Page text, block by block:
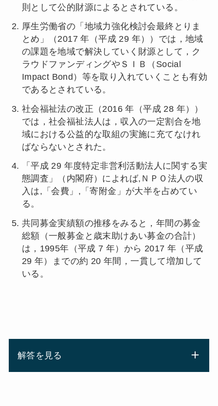
則として公的財源によるとされている。
厚生労働省の「地域力強化検討会最終とりま
とめ」（2017 年（平成 29 年））では，地域
の課題を地域で解決していく財源として，ク
ラウドファンディングやＳＩＢ（Social
Impact Bond）等を取り入れていくことも有効
であるとされている。
社会福祉法の改正（2016 年（平成 28 年））
では，社会福祉法人は，収入の一定割合を地
域における公益的な取組の実施に充てなけれ
ばならないとされた。
「平成 29 年度特定非営利活動法人に関する実
態調査」（内閣府）によれば,ＮＰＯ法人の収
入は,「会費」,「寄附金」が大半を占めてい
る。
共同募金実績額の推移をみると，年間の募金
総額（一般募金と歳末助けあい募金の合計）
は，1995年（平成 7 年）から 2017 年（平成
29 年）までの約 20 年間，一貫して増加して
いる。
解答を見る